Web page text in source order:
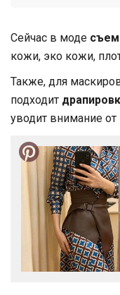
Сейчас в моде
кожи, эко кожи,
Также, для
подходит
уводит внимание